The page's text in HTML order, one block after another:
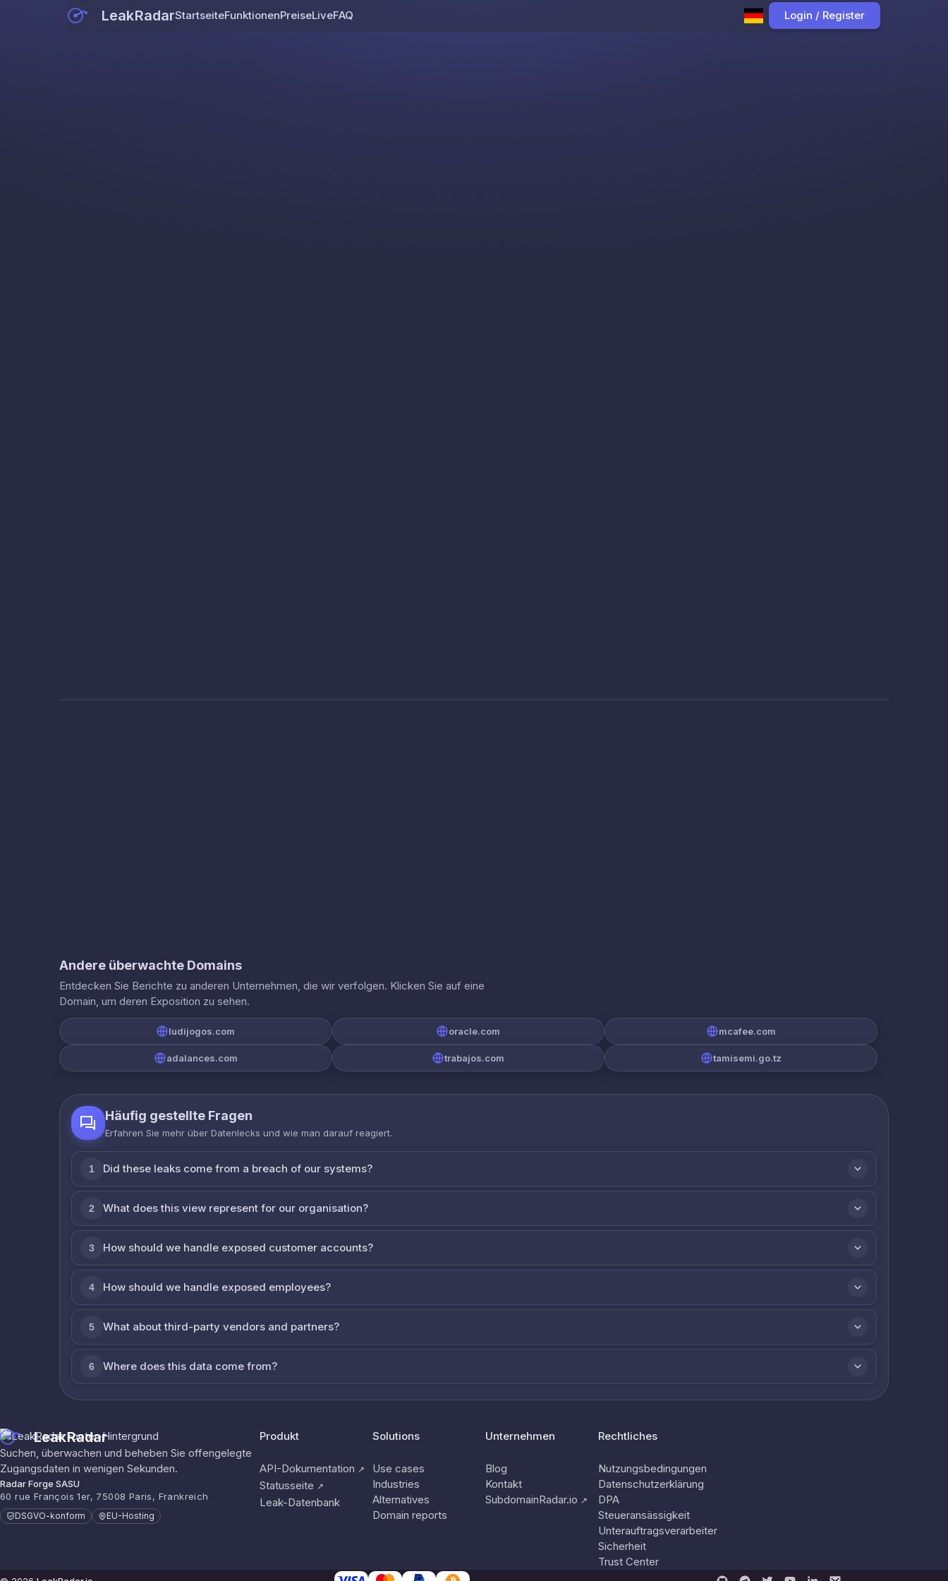
LeakRadarStartseiteFunktionenPreiseLiveFAQ Login / Register
Andere überwachte Domains
Entdecken Sie Berichte zu anderen Unternehmen, die wir verfolgen. Klicken Sie auf eine
Domain, um deren Exposition zu sehen.
ludijogos.com oracle.com mcafee.com
adalances.com trabajos.com tamisemi.go.tz
Häufig gestellte Fragen
Erfahren Sie mehr über Datenlecks und wie man darauf reagiert.
1 Did these leaks come from a breach of our systems?
2 What does this view represent for our organisation?
3 How should we handle exposed customer accounts?
4 How should we handle exposed employees?
5 What about third-party vendors and partners?
6 Where does this data come from?
LeakRadar
Suchen, überwachen und beheben Sie offengelegte
Zugangsdaten in wenigen Sekunden.
Radar Forge SASU
60 rue François 1er, 75008 Paris, Frankreich
DSGVO-konform EU-Hosting
Produkt
API-Dokumentation ↗
Statusseite ↗
Leak-Datenbank
Solutions
Use cases
Industries
Alternatives
Domain reports
Unternehmen
Blog
Kontakt
SubdomainRadar.io ↗
Rechtliches
Nutzungsbedingungen
Datenschutzerklärung
DPA
Steueransässigkeit
Unterauftragsverarbeiter
Sicherheit
Trust Center